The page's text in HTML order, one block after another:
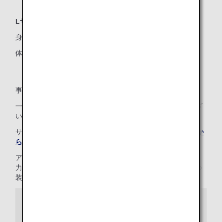
Lサイズ
身長：115～145cmまで
体重：10～49Kgまで
事前のご予約が必要です。
一部の機材の座席によってはご利用いただけない場合がござ
います。
サイズによっては、座席の制限がございますので、
ANAおか
らだの不自由な方の相談デスク
アシストシートMサイズ/Lサイズは、（株）シーズ社様の協
力により、キャロット3 チャイルドシートを航空機座席への
装着を前提に改良、開発されています。